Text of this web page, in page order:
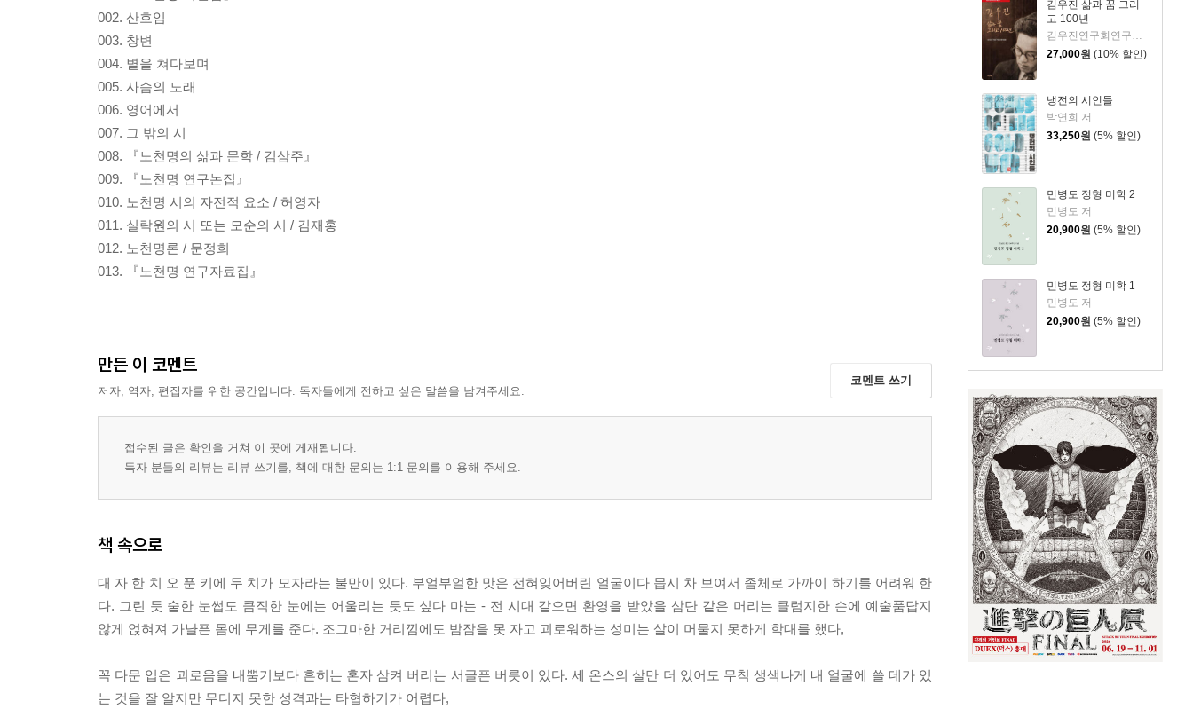
김우진 삶과 꿈 그리
고 100년
김우진연구회연구총서간행위원회 저
27,000원 (10% 할인)
냉전의 시인들
박연희 저
33,250원 (5% 할인)
민병도 정형 미학 2
민병도 저
20,900원 (5% 할인)
민병도 정형 미학 1
민병도 저
20,900원 (5% 할인)
002. 산호임
003. 창변
004. 별을 쳐다보며
005. 사슴의 노래
006. 영어에서
007. 그 밖의 시
008. 『노천명의 삶과 문학 / 김삼주』
009. 『노천명 연구논집』
010. 노천명 시의 자전적 요소 / 허영자
011. 실락원의 시 또는 모순의 시 / 김재홍
012. 노천명론 / 문정희
013. 『노천명 연구자료집』
만든 이 코멘트
저자, 역자, 편집자를 위한 공간입니다. 독자들에게 전하고 싶은 말씀을 남겨주세요.
코멘트 쓰기
접수된 글은 확인을 거쳐 이 곳에 게재됩니다.
독자 분들의 리뷰는 리뷰 쓰기를, 책에 대한 문의는 1:1 문의를 이용해 주세요.
책 속으로
대 자 한 치 오 푼 키에 두 치가 모자라는 불만이 있다. 부얼부얼한 맛은 전혀잊어버린 얼굴이다 몹시 차 보여서 좀체로 가까이 하기를 어려워 한
다. 그린 듯 숱한 눈썹도 큼직한 눈에는 어울리는 듯도 싶다 마는 - 전 시대 같으면 환영을 받았을 삼단 같은 머리는 클럼지한 손에 예술품답지
않게 얹혀져 가냘픈 몸에 무게를 준다. 조그마한 거리낌에도 밤잠을 못 자고 괴로워하는 성미는 살이 머물지 못하게 학대를 했다,
꼭 다문 입은 괴로움을 내뿜기보다 흔히는 혼자 삼켜 버리는 서글픈 버릇이 있다. 세 온스의 살만 더 있어도 무척 생색나게 내 얼굴에 쓸 데가 있
는 것을 잘 알지만 무디지 못한 성격과는 타협하기가 어렵다,